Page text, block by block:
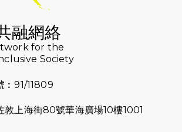
猛龍長跑隊恆常練習 - 7月16日
【猛龍戈壁118公里分享暨香港傷健共
融網絡15周年晚宴】
猛龍長跑隊恆常練習 - 7月9日（19:00
融網絡
for the
Society
︰91/11809
敦上海街80號華海廣場10樓1001